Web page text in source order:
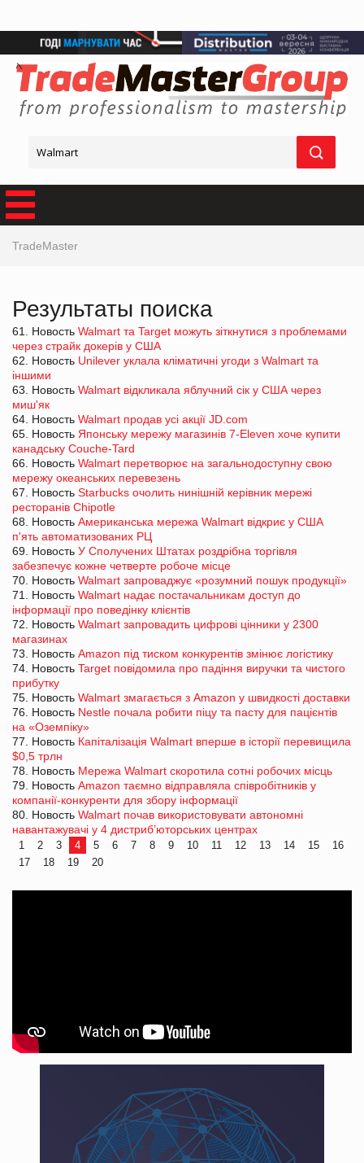
TradeMaster
Результаты поиска
61. Новость Walmart та Target можуть зіткнутися з проблемами
через страйк докерів у США
62. Новость Unilever уклала кліматичні угоди з Walmart та
іншими
63. Новость Walmart відкликала яблучний сік у США через
миш'як
64. Новость Walmart продав усі акції JD.com
65. Новость Японську мережу магазинів 7-Eleven хоче купити
канадську Couche-Tard
66. Новость Walmart перетворює на загальнодоступну свою
мережу океанських перевезень
67. Новость Starbucks очолить нинішній керівник мережі
ресторанів Chipotle
68. Новость Американська мережа Walmart відкриє у США
п'ять автоматизованих РЦ
69. Новость У Сполучених Штатах роздрібна торгівля
забезпечує кожне четверте робоче місце
70. Новость Walmart запроваджує «розумний пошук продукції»
71. Новость Walmart надає постачальникам доступ до
інформації про поведінку клієнтів
72. Новость Walmart запровадить цифрові цінники у 2300
магазинах
73. Новость Amazon під тиском конкурентів змінює логістику
74. Новость Target повідомила про падіння виручки та чистого
прибутку
75. Новость Walmart змагається з Amazon у швидкості доставки
76. Новость Nestle почала робити піцу та пасту для пацієнтів
на «Оземпіку»
77. Новость Капіталізація Walmart вперше в історії перевищила
$0,5 трлн
78. Новость Мережа Walmart скоротила сотні робочих місць
79. Новость Amazon таємно відправляла співробітників у
компанії-конкуренти для збору інформації
80. Новость Walmart почав використовувати автономні
навантажувачі у 4 дистриб’юторських центрах
1 2 3 4 5 6 7 8 9 10 11 12 13 14 15
16
17
18 19 20